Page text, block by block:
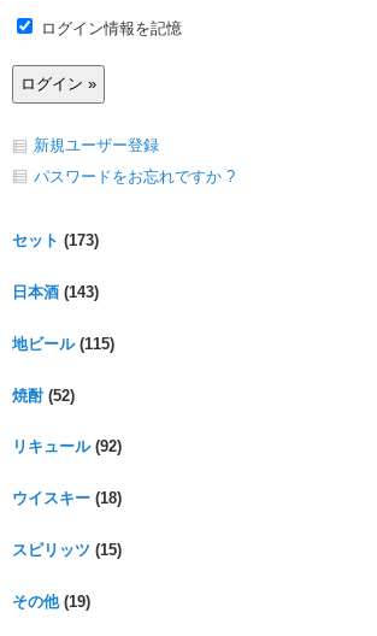
ログイン情報を記憶
新規ユーザー登録
パスワードをお忘れですか ?
セット (173)
日本酒 (143)
地ビール(115)
焼酎(52)
リキュール(92)
ウイスキー (18)
スピリッツ (15)
その他(19)